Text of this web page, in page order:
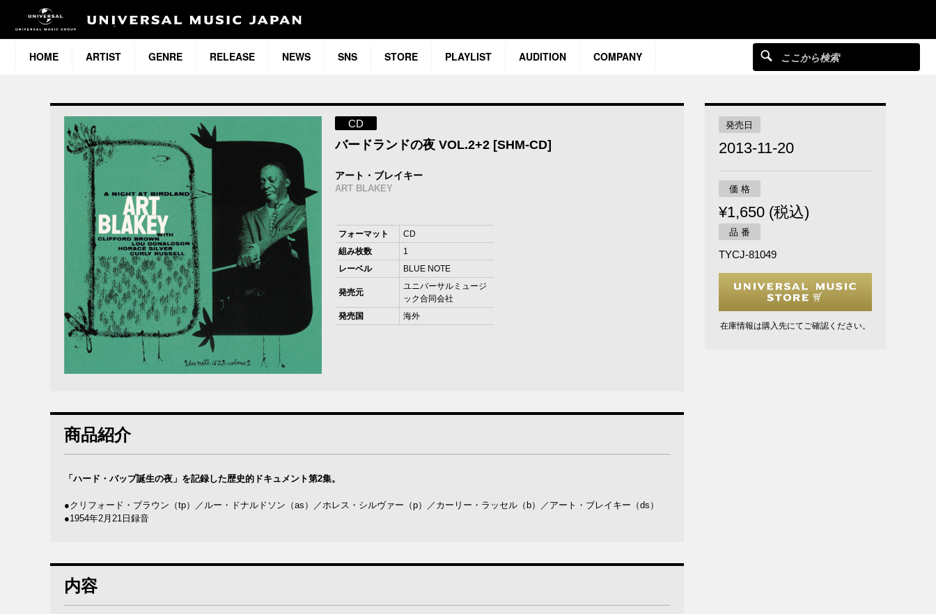
HOME ARTIST GENRE RELEASE NEWS SNS STORE PLAYLIST AUDITION COMPANY
CD
バードランドの夜 VOL.2+2 [SHM-CD]
アート・ブレイキー
ART BLAKEY
フォーマット
CD
組み枚数
1
レーベル
BLUE NOTE
発売元
ユニバーサルミュージ
ック合同会社
発売国
海外
商品紹介
「ハード・バップ誕生の夜」を記録した歴史的ドキュメント第2集。
●クリフォード・ブラウン（tp）／ルー・ドナルドソン（as）／ホレス・シルヴァー（p）／カーリー・ラッセル（b）／アート・ブレイキー（ds）
●1954年2月21日録音
内容
発売日
2013-11-20
価 格
¥1,650 (税込)
品 番
TYCJ-81049
在庫情報は購入先にてご確認ください。